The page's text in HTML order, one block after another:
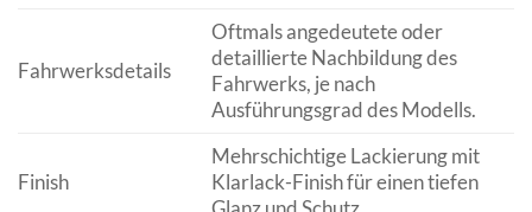
Fahrwerksdetails
Oftmals angedeutete oder
detaillierte Nachbildung des
Fahrwerks, je nach
Ausführungsgrad des Modells.
Finish
Mehrschichtige Lackierung mit
Klarlack-Finish für einen tiefen